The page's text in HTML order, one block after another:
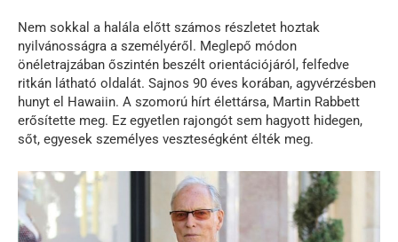
Nem sokkal a halála előtt számos részletet hoztak
nyilvánosságra a személyéről. Meglepő módon
önéletrajzában őszintén beszélt orientációjáról, felfedve
ritkán látható oldalát. Sajnos 90 éves korában, agyvérzésben
hunyt el Hawaiin. A szomorú hírt élettársa, Martin Rabbett
erősítette meg. Ez egyetlen rajongót sem hagyott hidegen,
sőt, egyesek személyes veszteségként élték meg.